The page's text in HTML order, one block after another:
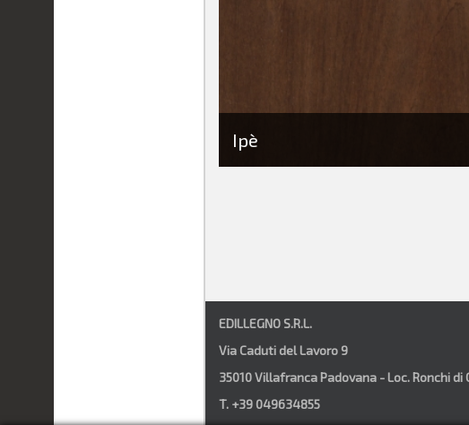
Ipè
EDILLEGNO S.R.L.
Via Caduti del Lavoro 9
35010 Villafranca Padovana - Loc. Ronchi di
T. +39 049634855